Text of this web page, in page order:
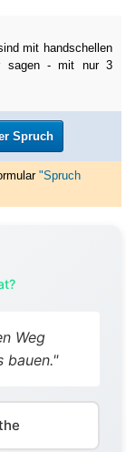
mit handschellen
sagen - mit nur 3
Spruch
"Spruch
Weg
bauen."